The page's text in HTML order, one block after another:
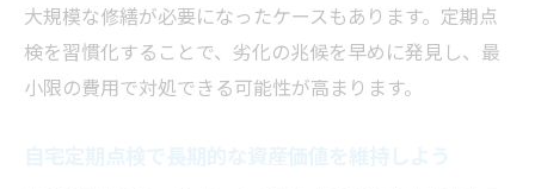
家族全員が参加できる点検スケジュールの
立て方
大規模な修繕が必要になったケースもあります。定期点
検を習慣化することで、劣化の兆候を早めに発見し、最
小限の費用で対処できる可能性が高まります。